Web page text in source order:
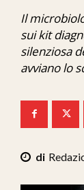
Economia
Ita-Mondo
We Calabria
Il
sui kit
silenziosa
avviano lo